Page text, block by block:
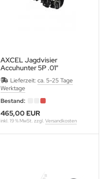
AXCEL Jagdvisier
Accuhunter 5P .01"
Lieferzeit: ca. 5-25 Tage
Werktage
Bestand:
465,00 EUR
inkl. 19 % MwSt. zzgl. Versandkosten